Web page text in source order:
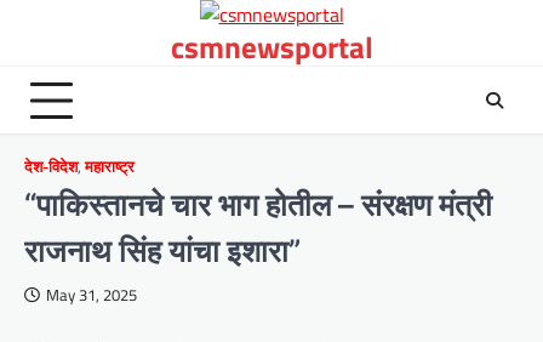
csmnewsportal
देश-विदेश,महाराष्ट्र
“पाकिस्तानचे चार भाग होतील – संरक्षण मंत्री
राजनाथ सिंह यांचा इशारा”
May 31, 2025